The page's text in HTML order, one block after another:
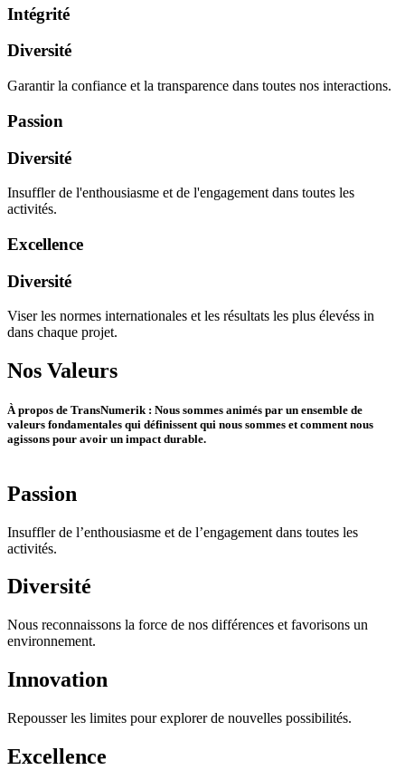
Intégrité
Diversité
Garantir la confiance et la transparence dans toutes nos interactions.
Passion
Diversité
Insuffler de l'enthousiasme et de l'engagement dans toutes les
activités.
Excellence
Diversité
Viser les normes internationales et les résultats les plus élevéss in
dans chaque projet.
Nos Valeurs
À propos de TransNumerik : Nous sommes animés par un ensemble de
valeurs fondamentales qui définissent qui nous sommes et comment nous
agissons pour avoir un impact durable.
Passion
Insuffler de l’enthousiasme et de l’engagement dans toutes les
activités.
Diversité
Nous reconnaissons la force de nos différences et favorisons un
environnement.
Innovation
Repousserles limites pour explorerde nouvelles possibilités.
Excellence